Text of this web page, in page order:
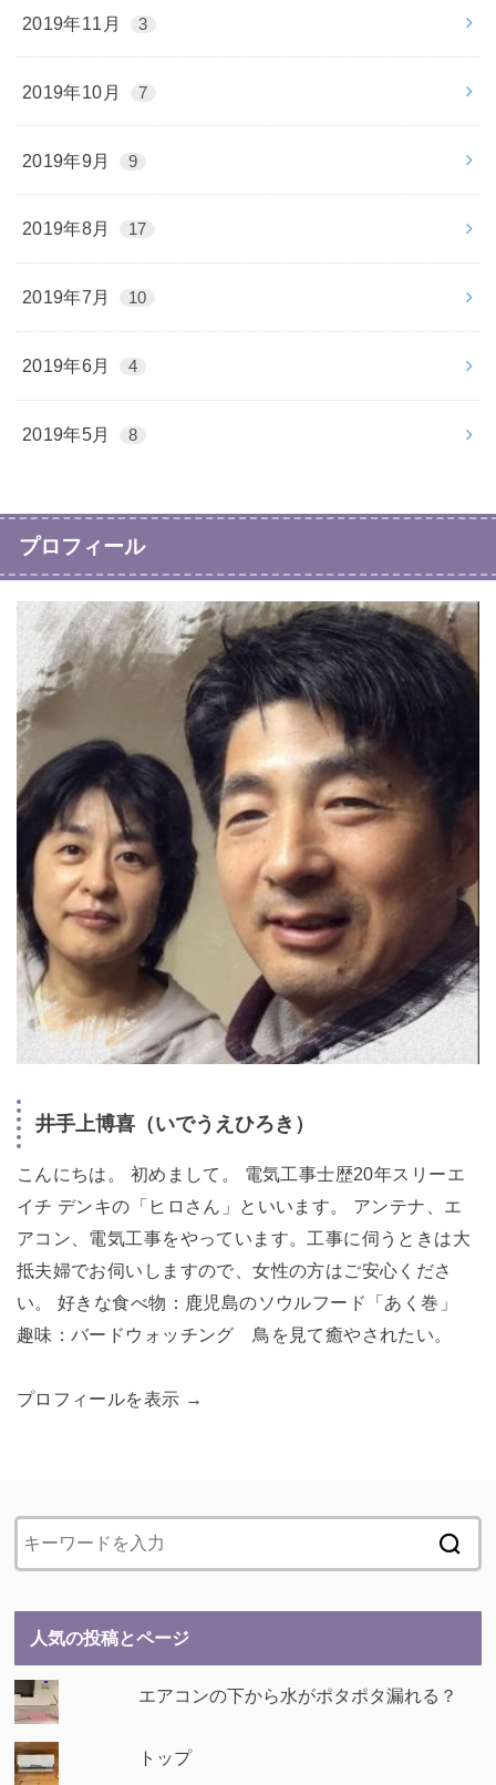
2019年11月 3
2019年10月 7
2019年9月 9
2019年8月 17
2019年7月 10
2019年6月 4
2019年5月 8
プロフィール
井手上博喜（いでうえひろき）
こんにちは。 初めまして。 電気工事士歴20年スリーエ
イチ デンキの「ヒロさん」といいます。 アンテナ、エ
アコン、電気工事をやっています。工事に伺うときは大
抵夫婦でお伺いしますので、女性の方はご安心くださ
い。 好きな食べ物：鹿児島のソウルフード「あく巻」
趣味：バードウォッチング 鳥を見て癒やされたい。
プロフィールを表示 →
人気の投稿とページ
エアコンの下から水がポタポタ漏れる？
トップ